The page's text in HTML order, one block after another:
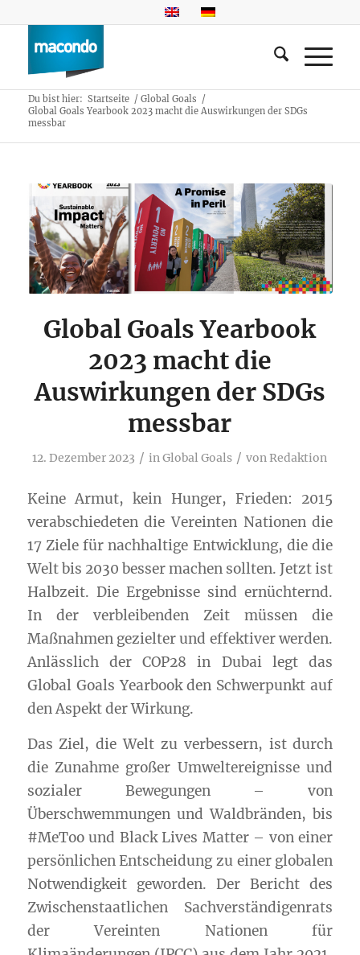
Du bist hier: Startseite / Global Goals /
Global Goals Yearbook 2023 macht die Auswirkungen der SDGs
messbar
Global Goals Yearbook
2023 macht die
Auswirkungen der SDGs
messbar
12. Dezember 2023 / inGlobal Goals / vonRedaktion
Keine Armut, kein Hunger, Frieden: 2015
verabschiedeten die Vereinten Nationen die
17 Ziele für nachhaltige Entwicklung, die die
Welt bis 2030 besser machen sollten. Jetzt ist
Halbzeit. Die Ergebnisse sind ernüchternd.
In der verbleibenden Zeit müssen die
Maßnahmen gezielter und effektiver werden.
Anlässlich der COP28 in Dubai legt das
Global Goals Yearbook den Schwerpunkt auf
den Aspekt der Wirkung.
Das Ziel, die Welt zu verbessern, ist durch
die Zunahme großer Umweltereignisse und
sozialer Bewegungen – von
Überschwemmungen und Waldbränden, bis
#MeToo und Black Lives Matter – von einer
persönlichen Entscheidung zu einer globalen
Notwendigkeit geworden. Der Bericht des
Zwischenstaatlichen Sachverständigenrats
der Vereinten Nationen für